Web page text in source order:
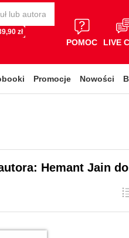
zł
POMOC LIVE
Promocje Nowości
Hemant Jain